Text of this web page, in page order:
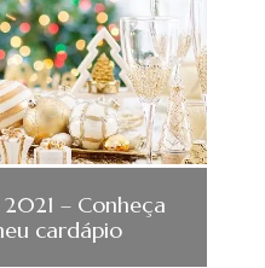
2021 – Conheça
cardápio